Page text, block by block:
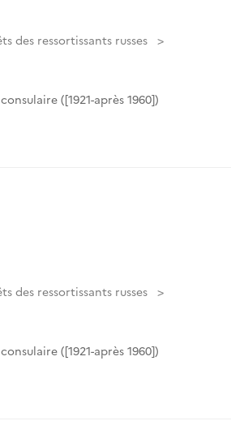
des ressortissants russes
([1921-après 1960])
des ressortissants russes
([1921-après 1960])